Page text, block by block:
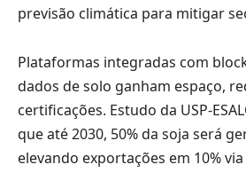
previsão climática para mitigar
Plataformas integradas com
dados de solo ganham espaço,
certificações. Estudo da USP-
que até 2030, 50% da soja será
elevando exportações em 10%